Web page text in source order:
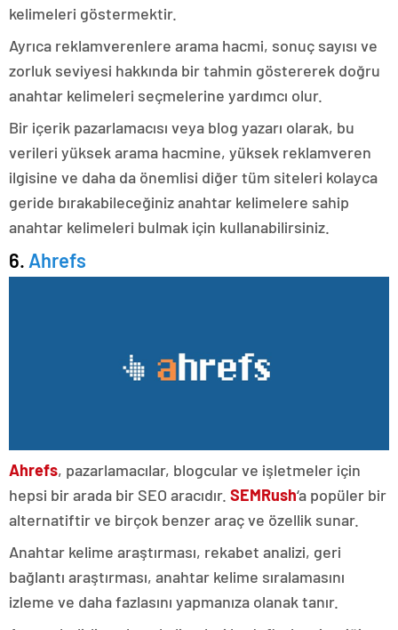
kelimeleri göstermektir.
Ayrıca reklamverenlere arama hacmi, sonuç sayısı ve
zorluk seviyesi hakkında bir tahmin göstererek doğru
anahtar kelimeleri seçmelerine yardımcı olur.
Bir içerik pazarlamacısı veya blog yazarı olarak, bu
verileri yüksek arama hacmine, yüksek reklamveren
ilgisine ve daha da önemlisi diğer tüm siteleri kolayca
geride bırakabileceğiniz anahtar kelimelere sahip
anahtar kelimeleri bulmak için kullanabilirsiniz.
6. Ahrefs
Ahrefs, pazarlamacılar, blogcular ve işletmeler için
hepsi bir arada bir SEO aracıdır. SEMRush‘a popüler bir
alternatiftir ve birçok benzer araç ve özellik sunar.
Anahtar kelime araştırması, rekabet analizi, geri
bağlantı araştırması, anahtar kelime sıralamasını
izleme ve daha fazlasını yapmanıza olanak tanır.